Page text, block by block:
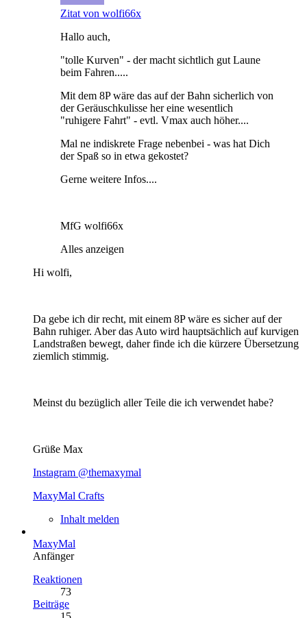
Zitat von wolfi66x
Hallo auch,
"tolle Kurven" - der macht sichtlich gut Laune
beim Fahren.....
Mit dem 8P wäre das auf der Bahn sicherlich von
der Geräuschkulisse her eine wesentlich
"ruhigere Fahrt" - evtl. Vmax auch höher....
Mal ne indiskrete Frage nebenbei - was hat Dich
der Spaß so in etwa gekostet?
Gerne weitere Infos....
MfG wolfi66x
Alles anzeigen
Hi wolfi,
Da gebe ich dir recht, mit einem 8P wäre es sicher auf der
Bahn ruhiger. Aber das Auto wird hauptsächlich auf kurvigen
Landstraßen bewegt, daher finde ich die kürzere Übersetzung
ziemlich stimmig.
Meinst du bezüglich aller Teile die ich verwendet habe?
Grüße Max
Instagram @themaxymal
MaxyMal Crafts
Inhalt melden
MaxyMal
Anfänger
Reaktionen
73
Beiträge